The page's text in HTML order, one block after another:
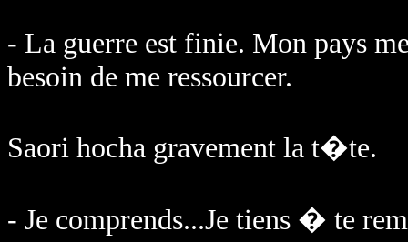
- La guerre est finie. Mon pays
besoin de me ressourcer.
Saori hocha gravement la t�te.
- Je comprends...Je tiens � te